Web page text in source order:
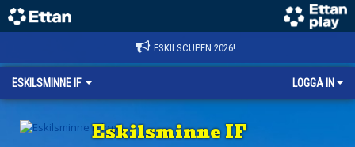
ESKILSCUPEN 2026!
ESKILSMINNE IF LOGGA IN
Eskilsminne IF